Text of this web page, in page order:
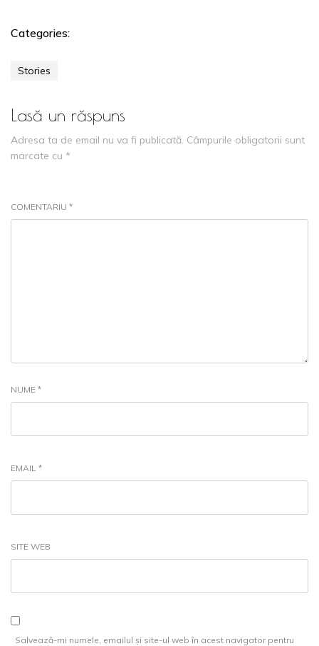
Categories:
Stories
Lasă un răspuns
Adresa ta de email nu va fi publicată. Câmpurile obligatorii sunt
marcate cu *
COMENTARIU *
NUME *
EMAIL *
SITE WEB
Salvează-mi numele, emailul și site-ul web în acest navigator pentru